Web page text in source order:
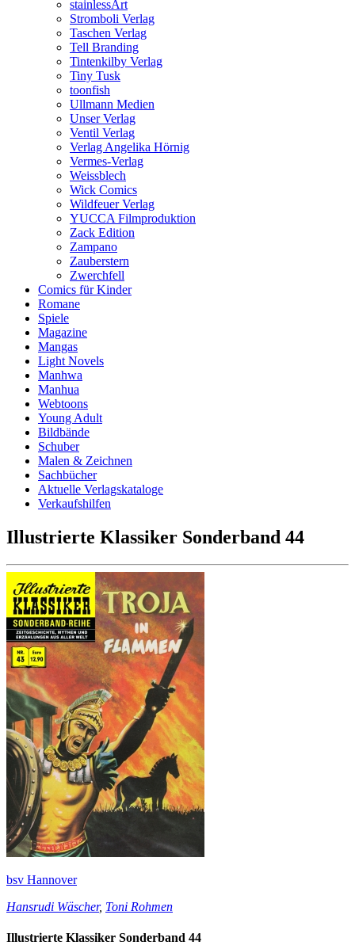
stainlessArt
Stromboli Verlag
Taschen Verlag
Tell Branding
Tintenkilby Verlag
Tiny Tusk
toonfish
Ullmann Medien
Unser Verlag
Ventil Verlag
Verlag Angelika Hörnig
Vermes-Verlag
Weissblech
Wick Comics
Wildfeuer Verlag
YUCCA Filmproduktion
Zack Edition
Zampano
Zauberstern
Zwerchfell
Comics für Kinder
Romane
Spiele
Magazine
Mangas
Light Novels
Manhwa
Manhua
Webtoons
Young Adult
Bildbände
Schuber
Malen & Zeichnen
Sachbücher
Aktuelle Verlagskataloge
Verkaufshilfen
Illustrierte Klassiker Sonderband 44
bsv Hannover
Hansrudi Wäscher, Toni Rohmen
Illustrierte Klassiker Sonderband 44